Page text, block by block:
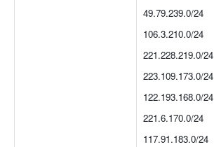
49.79.239.0/24
106.3.210.0/24
221.228.219.0/24
223.109.173.0/24
122.193.168.0/24
221.6.170.0/24
117.91.183.0/24